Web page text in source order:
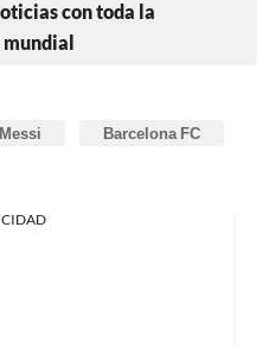
con toda la
Barcelona FC